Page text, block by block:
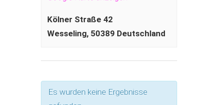
Kölner Straße 42
Wesseling, 50389 Deutschland
Es wurden keine Ergebnisse